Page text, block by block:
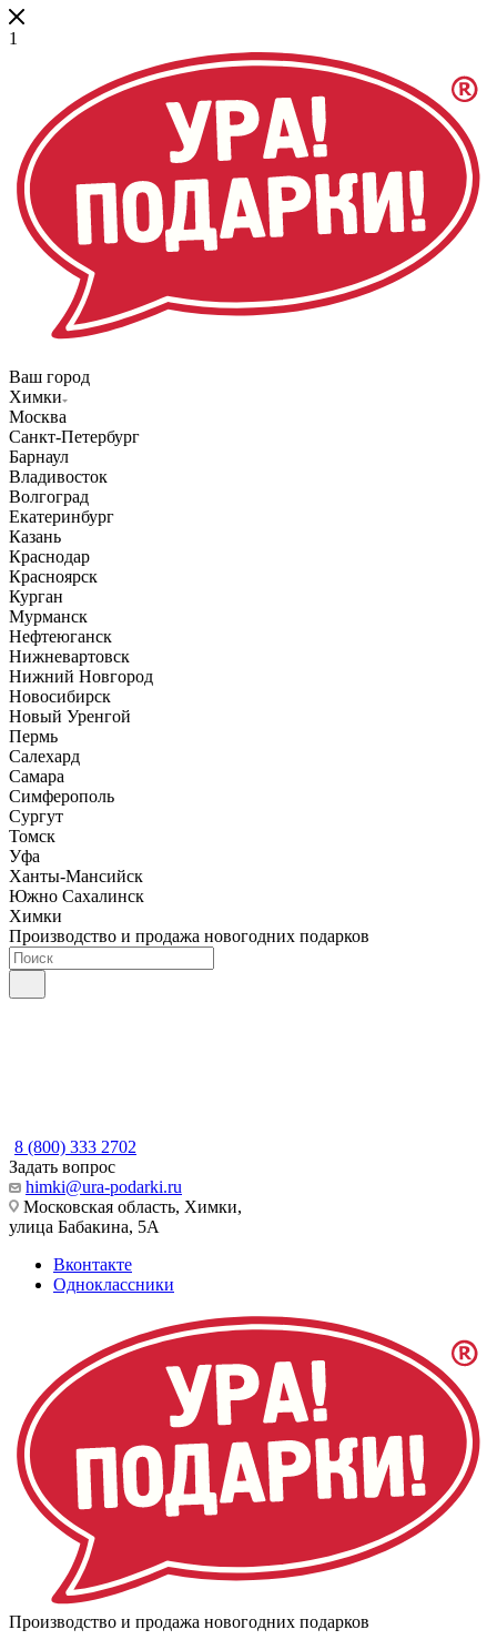
1
Ваш город
Химки
Москва
Санкт-Петербург
Барнаул
Владивосток
Волгоград
Екатеринбург
Казань
Краснодар
Красноярск
Курган
Мурманск
Нефтеюганск
Нижневартовск
Нижний Новгород
Новосибирск
Новый Уренгой
Пермь
Салехард
Самара
Симферополь
Сургут
Томск
Уфа
Ханты-Мансийск
Южно Сахалинск
Химки
Производство и продажа новогодних подарков
8 (800) 333 2702
Задать вопрос
himki@ura-podarki.ru
Московская область, Химки,
улица Бабакина, 5А
Вконтакте
Одноклассники
Производство и продажа новогодних подарков